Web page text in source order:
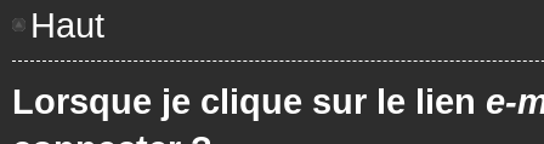
Haut
Lorsque je clique sur le lien e-